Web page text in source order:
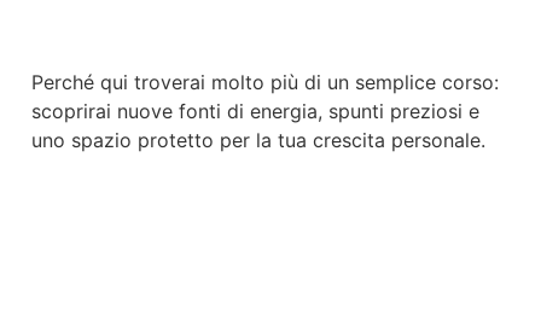
Perché qui troverai molto più di un semplice corso:
scoprirai nuove fonti di energia, spunti preziosi e
uno spazio protetto per la tua crescita personale.